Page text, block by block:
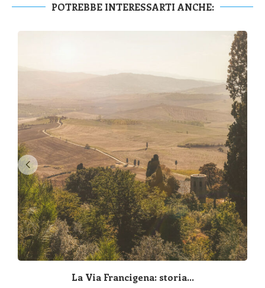
POTREBBE INTERESSARTI ANCHE:
La Via Francigena: storia...